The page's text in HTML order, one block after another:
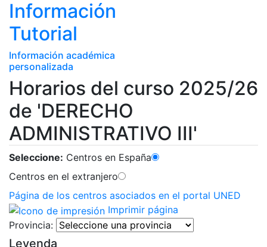
Información
Tutorial
Información académica
personalizada
Horarios del curso 2025/26
de 'DERECHO
ADMINISTRATIVO III'
Seleccione: Centros en España
Centros en el extranjero
Página de los centros asociados en el portal UNED
Imprimir página
Provincia:
Leyenda